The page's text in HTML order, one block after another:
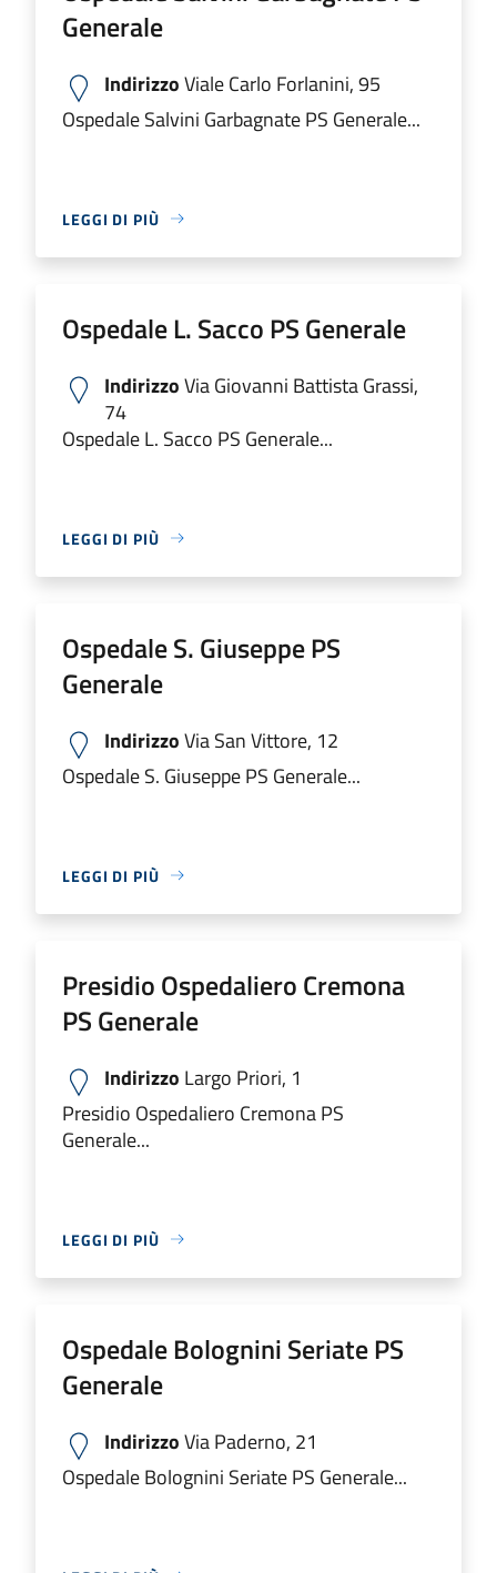
Generale
IndirizzoViale Carlo Forlanini, 95
Ospedale Salvini Garbagnate PS Generale...
LEGGI DI PIÙ
Ospedale L. Sacco PS Generale
IndirizzoVia Giovanni Battista Grassi,
74
Ospedale L. Sacco PS Generale...
LEGGI DI PIÙ
Ospedale S. Giuseppe PS
Generale
IndirizzoVia San Vittore, 12
Ospedale S. Giuseppe PS Generale...
LEGGI DI PIÙ
Presidio Ospedaliero Cremona
PS Generale
Indirizzo Largo Priori, 1
Presidio Ospedaliero Cremona PS
Generale...
LEGGI DI PIÙ
Ospedale Bolognini Seriate PS
Generale
IndirizzoVia Paderno, 21
Ospedale Bolognini Seriate PS Generale...